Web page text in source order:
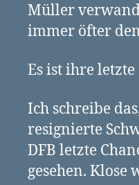
Müller
immer öfter
Es ist ihre letzte
Ich schreibe
resignierte
DFB letzte
gesehen.